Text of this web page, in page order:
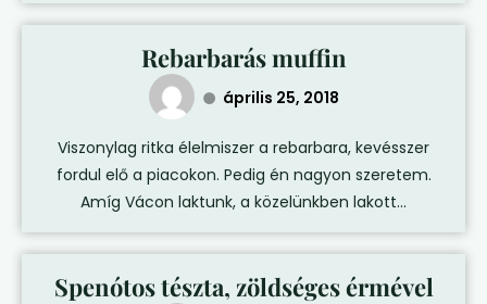
Rebarbarás muffin
április 25, 2018
Viszonylag ritka élelmiszer a rebarbara, kevésszer
fordul elő a piacokon. Pedig én nagyon szeretem.
Amíg Vácon laktunk, a közelünkben lakott...
Spenótos tészta, zöldséges érmével